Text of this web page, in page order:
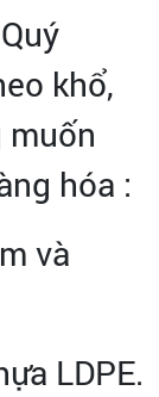
khổ,
muốn
hóa :
và
LDPE.